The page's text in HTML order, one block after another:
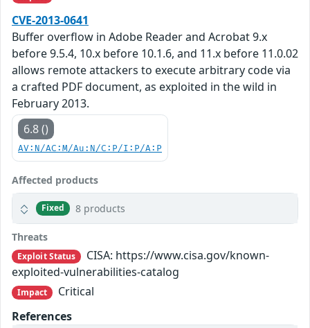
CVE-2013-0641
Buffer overflow in Adobe Reader and Acrobat 9.x
before 9.5.4, 10.x before 10.1.6, and 11.x before 11.0.02
allows remote attackers to execute arbitrary code via
a crafted PDF document, as exploited in the wild in
February 2013.
6.8 ()
AV:N/AC:M/Au:N/C:P/I:P/A:P
Affected products
Fixed 8 products
Threats
Exploit Status
CISA: https://www.cisa.gov/known-
exploited-vulnerabilities-catalog
Impact
Critical
References